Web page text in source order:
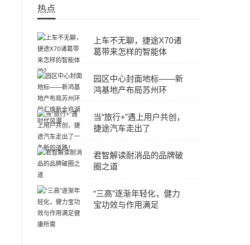
热点
上车不无聊，捷途X70诸
葛带来怎样的智能体
园区中心封面地标——新
鸿基地产布局苏州环
当“旅行+”遇上用户共创，
捷途汽车走出了
君智解读耐消品的品牌破
圈之道
“三高”逐渐年轻化，健力
宝功效与作用满足